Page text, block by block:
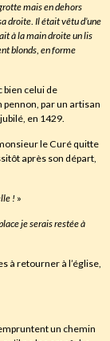
mais en dehors
droite. Il était vêtu d’une
à la main droite un lis
blonds, en forme
bien celui de
pennon, par un artisan
en 1429.
le Curé quitte
après son départ,
! »
je serais restée à
à retourner à l’église,
un chemin